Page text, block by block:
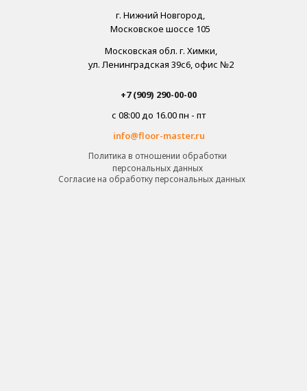
г. Нижний Новгород,
Московское шоссе 105
info@floor-master.ru
+7 (909) 290-00-00
с 08:00 до 16.00 пн - пт
Московская обл. г. Химки,
ул. Ленинградская 39с6, офис №2
Cогласие на обработку персональных данных
Политика в отношении обработки
персональных данных